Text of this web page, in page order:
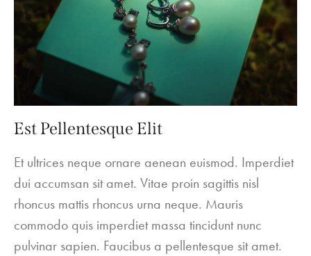
Est Pellentesque Elit
Et ultrices neque ornare aenean euismod. Imperdiet
dui accumsan sit amet. Vitae proin sagittis nisl
rhoncus mattis rhoncus urna neque. Mauris
commodo quis imperdiet massa tincidunt nunc
pulvinar sapien. Faucibus a pellentesque sit amet.